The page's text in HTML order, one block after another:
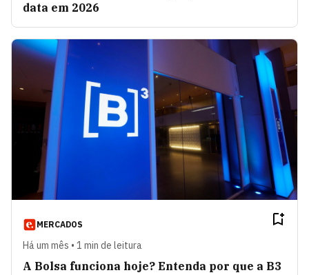
data em 2026
MERCADOS
Há um mês • 1 min de leitura
A Bolsa funciona hoje? Entenda por que a B3